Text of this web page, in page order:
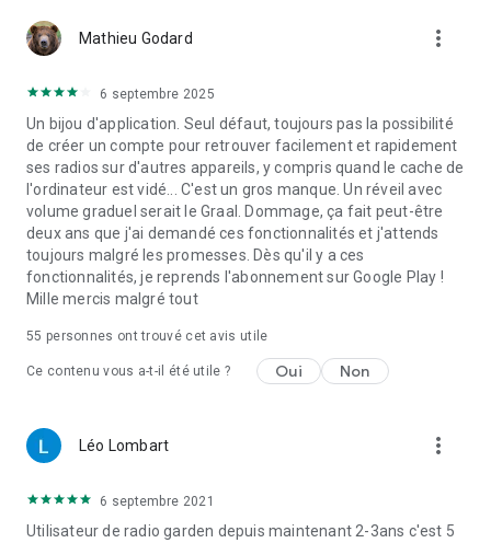
Mathieu Godard more_vert
6 septembre 2025
Un bijou d'application. Seul défaut, toujours pas la possibilité
de créer un compte pour retrouver facilement et rapidement
ses radios sur d'autres appareils, y compris quand le cache de
l'ordinateur est vidé... C'est un gros manque. Un réveil avec
volume graduel serait le Graal. Dommage, ça fait peut-être
deux ans que j'ai demandé ces fonctionnalités et j'attends
toujours malgré les promesses. Dès qu'il y a ces
fonctionnalités, je reprends l'abonnement sur Google Play !
Mille mercis malgré tout
55 personnes ont trouvé cet avis utile
Ce contenu vous a-t-il été utile ? Oui Non
Léo Lombart more_vert
6 septembre 2021
Utilisateur de radio garden depuis maintenant 2-3ans c'est 5